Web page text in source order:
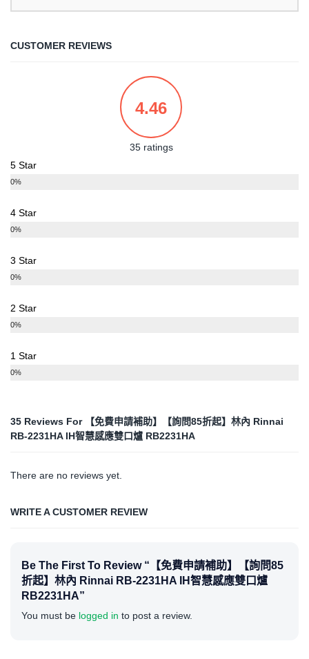
CUSTOMER REVIEWS
4.46
35 ratings
5 Star
0%
4 Star
0%
3 Star
0%
2 Star
0%
1 Star
0%
35 Reviews For
【免費申請補助】【詢問85折起】林內 Rinnai
RB-2231HA IH智慧感應雙口爐 RB2231HA
There are no reviews yet.
WRITE A CUSTOMER REVIEW
Be The First To Review “【免費申請補助】【詢問85
折起】林內 Rinnai RB-2231HA IH智慧感應雙口爐
RB2231HA”
You must be logged in to post a review.